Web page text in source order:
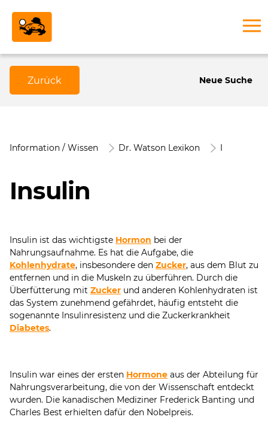
Zurück Neue Suche
Information / Wissen Dr. Watson Lexikon I
Insulin
Insulin ist das wichtigste Hormon bei der
Nahrungsaufnahme. Es hat die Aufgabe, die
Kohlenhydrate, insbesondere den Zucker, aus dem Blut zu
entfernen und in die Muskeln zu überführen. Durch die
Überfütterung mit Zucker und anderen Kohlenhydraten ist
das System zunehmend gefährdet, häufig entsteht die
sogenannte Insulinresistenz und die Zuckerkrankheit
Diabetes.
Insulin war eines der ersten Hormone aus der Abteilung für
Nahrungsverarbeitung, die von der Wissenschaft entdeckt
wurden. Die kanadischen Mediziner Frederick Banting und
Charles Best erhielten dafür den Nobelpreis.